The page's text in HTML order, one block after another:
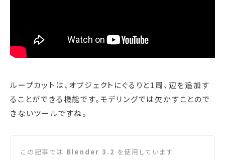
ループカットは、オブジェクトにぐるりと1周、辺を追加す
ることができる機能です。モデリングでは欠かすことので
きないツールですね。
この記事では Blender 3.2 を使用しています